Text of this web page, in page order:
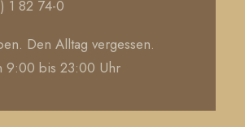
1 82 74-0
Den Alltag vergessen.
9:00 bis 23:00 Uhr